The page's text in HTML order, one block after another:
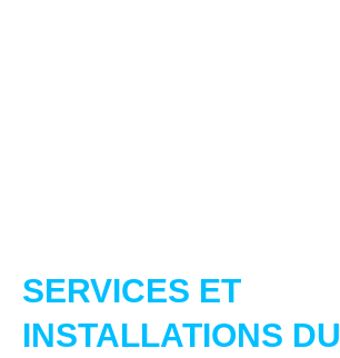
SERVICES ET
INSTALLATIONS DU